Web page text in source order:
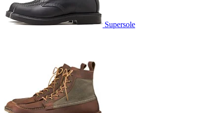
Supersole